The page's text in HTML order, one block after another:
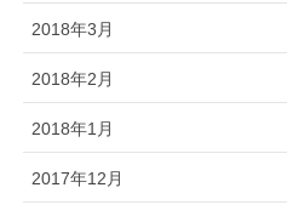
2018年3月
2018年2月
2018年1月
2017年12月